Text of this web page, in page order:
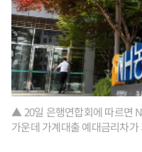
▲ 20일 은행연합회에 따르면
가운데 가계대출 예대금리차가